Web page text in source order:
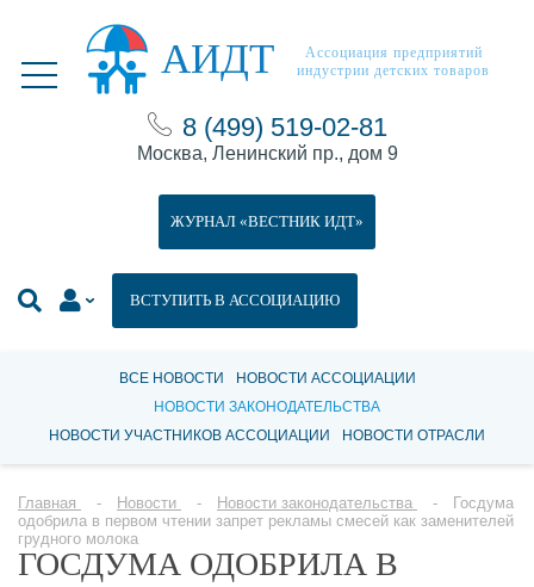
АИДТ
Ассоциация предприятий
индустрии детских товаров
8 (499) 519-02-81
Москва, Ленинский пр., дом 9
ВСТУПИТЬ В АССОЦИАЦИЮ
ЖУРНАЛ «ВЕСТНИК ИДТ»
ВСЕ НОВОСТИ
НОВОСТИ АССОЦИАЦИИ
НОВОСТИ ЗАКОНОДАТЕЛЬСТВА
НОВОСТИ УЧАСТНИКОВ АССОЦИАЦИИ
НОВОСТИ ОТРАСЛИ
Главная Новости Новости законодательства
Госдума
одобрила в первом чтении запрет рекламы смесей как заменителей
грудного молока
ГОСДУМА ОДОБРИЛА В